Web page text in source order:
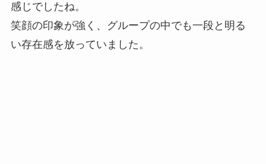
感じでしたね。
笑顔の印象が強く、グループの中でも一段と明る
い存在感を放っていました。